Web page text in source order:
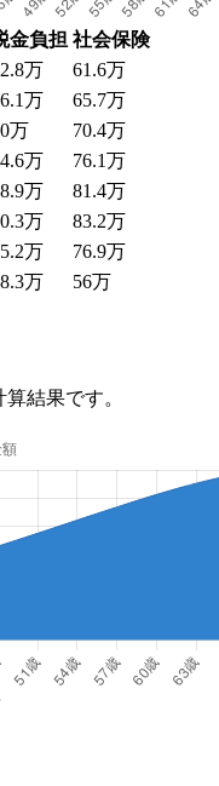
金負担 社会保険
万
61.6万
万
65.7万
万
70.4万
万
76.1万
万
81.4万
万
83.2万
万
76.9万
万 56万
結果です。